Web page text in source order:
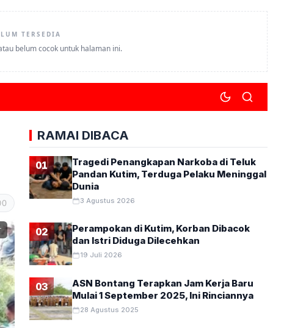
TERSEDIA
belum cocok untuk halaman ini.
0
RAMAI DIBACA
01
Tragedi Penangkapan Narkoba di Teluk
Pandan Kutim, Terduga Pelaku Meninggal
Dunia
3 Agustus 2026
02
Perampokan di Kutim, Korban Dibacok
dan Istri Diduga Dilecehkan
19 Juli 2026
03
ASN Bontang Terapkan Jam Kerja Baru
Mulai 1 September 2025, Ini Rinciannya
28 Agustus 2025